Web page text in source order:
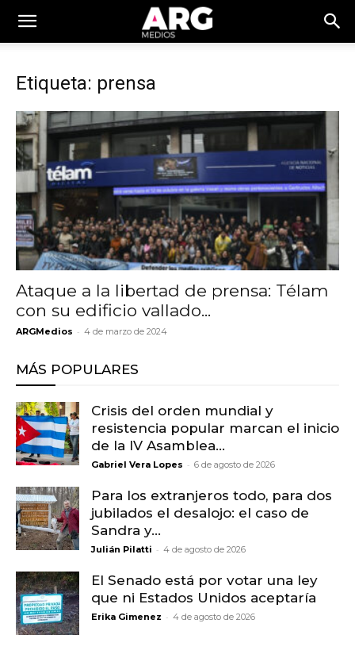
Etiqueta: prensa
Ataque a la libertad de prensa: Télam
con su edificio vallado...
ARGMedios - 4 de marzo de 2024
MÁS POPULARES
Crisis del orden mundial y
resistencia popular marcan el inicio
de la IV Asamblea...
Gabriel Vera Lopes - 6 de agosto de 2026
Para los extranjeros todo, para dos
jubilados el desalojo: el caso de
Sandra y...
Julián Pilatti - 4 de agosto de 2026
El Senado está por votar una ley
que ni Estados Unidos aceptaría
Erika Gimenez - 4 de agosto de 2026